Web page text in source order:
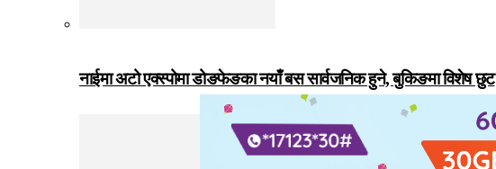
नाईमा अटो एक्स्पोमा डोङफेङका नयाँ बस सार्वजनिक हुने, बुकिङमा विशेष छुट